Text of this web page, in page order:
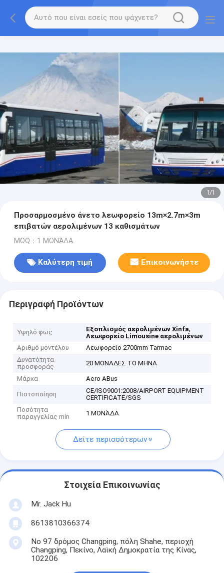
1/1
Προσαρμοσμένο άνετο λεωφορείο 13m×2.7m×3m
επιβατών αερολιμένων 13 καθισμάτων
MOQ：1 ΜΟΝΆΔΑ
Καλύτερη τιμή Επικοινωνήστε
Περιγραφή Προϊόντων
Υψηλό φως Εξοπλισμός αερολιμένων Xinfa,
Λεωφορείο Limousine αερολιμένων
Αριθμό μοντέλου
Λεωφορείο 2700mm Tarmac
Δυνατότητα
προσφοράς
20 ΜΟΝΑΔΕΣ ΤΟ ΜΗΝΑ
Μάρκα Aero ABus
Πιστοποίηση
CE/ISO9001:2008/AIRPORT EQUIPMENT
CERTIFICATE/SGS
Ποσότητα
παραγγελίας min
1 ΜΟΝΆΔΑ
Δείτε περισσότερων
Στοιχεία Επικοινωνίας
Mr. Jack Hu
8613810366374
Νο 97 δρόμος Changping, πόλη Shahe, περιοχή
Changping, Πεκίνο, Λαϊκή Δημοκρατία της Κίνας,
102206